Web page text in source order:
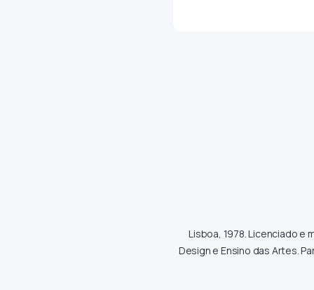
Lisboa, 1978. Licenciado
Design e Ensino das Artes.